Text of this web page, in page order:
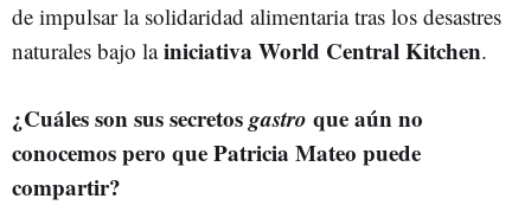
de impulsar la solidaridad alimentaria tras los desastres
naturales bajo lainiciativa World Central Kitchen.
¿Cuáles son sus secretosgastro que aún no
conocemos pero que Patricia Mateo puede
compartir?